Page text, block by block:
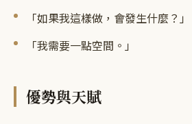
「如果我這樣做，會發生什麼？」
「我需要一點空間。」
優勢與天賦